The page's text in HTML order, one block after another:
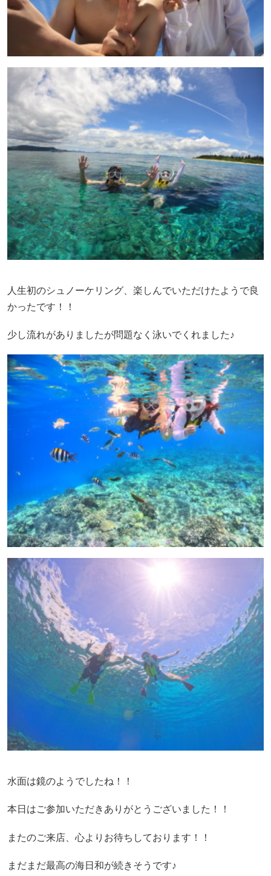
人生初のシュノーケリング、楽しんでいただけたようで良
かったです！！
少し流れがありましたが問題なく泳いでくれました♪
水面は鏡のようでしたね！！
本日はご参加いただきありがとうございました！！
またのご来店、心よりお待ちしております！！
まだまだ最高の海日和が続きそうです♪